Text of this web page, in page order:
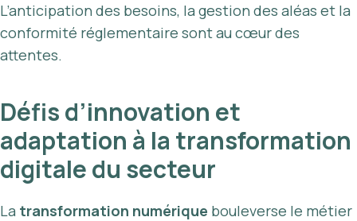
L’anticipation des besoins, la gestion des aléas et la
conformité réglementaire sont au cœur des
attentes.
Défis d’innovation et
adaptation à la transformation
digitale du secteur
La transformation numérique bouleverse le métier